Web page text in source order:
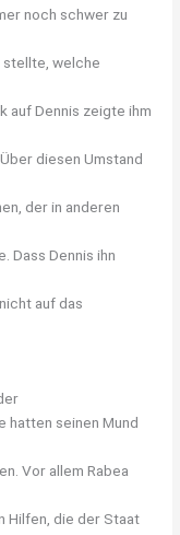
noch schwer zu
stellte, welche
auf Dennis zeigte ihm
diesen Umstand
der in anderen
Dass Dennis ihn
auf das
hatten seinen Mund
Vor allem Rabea
Hilfen, die der Staat